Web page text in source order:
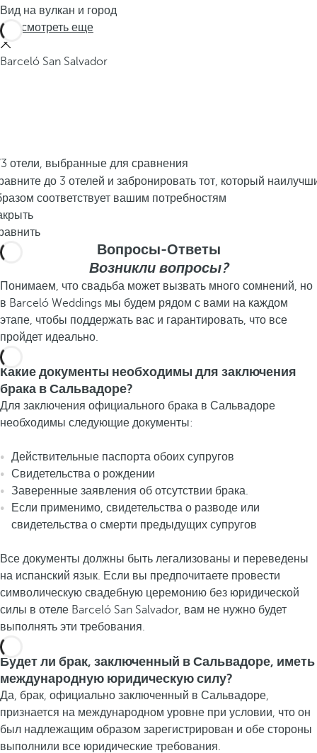
Вид на вулкан и город
Просмотреть еще
Barceló San Salvador
отели, выбранные для сравнения
до 3 отелей и забронировать тот, который
соответствует вашим потребностям
Вопросы-Ответы
Возникли вопросы?
Понимаем, что свадьба может вызвать много сомнений, но
в Barceló Weddings мы будем рядом с вами на каждом
этапе, чтобы поддержать вас и гарантировать, что все
пройдет идеально.
Какие документы необходимы для заключения
брака в Сальвадоре?
Для заключения официального брака в Сальвадоре
необходимы следующие документы:
Действительные паспорта обоих супругов
Свидетельства о рождении
Заверенные заявления об отсутствии брака.
Если применимо, свидетельства о разводе или
свидетельства о смерти предыдущих супругов
Все документы должны быть легализованы и переведены
на испанский язык. Если вы предпочитаете провести
символическую свадебную церемонию без юридической
силы в отеле Barceló San Salvador, вам не нужно будет
выполнять эти требования.
Будет ли брак, заключенный в Сальвадоре, иметь
международную юридическую силу?
Да, брак, официально заключенный в Сальвадоре,
признается на международном уровне при условии, что он
был надлежащим образом зарегистрирован и обе стороны
выполнили все юридические требования.